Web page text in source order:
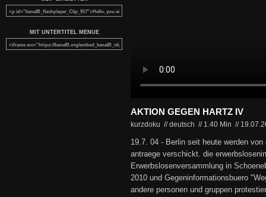
MIT UNTERTITEL MENUE
AKTION GEGEN HARTZ IV
kurzdoku // deutsch // 1.40 Min //
19.7. 04 - Berlin seit heute werden
antraege verschickt. die
Erwerbslosenversammlung in
2010 und Gegeninformationsbuero
andere personen und gruppen